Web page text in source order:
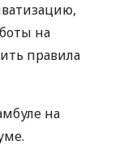
на
правила
на